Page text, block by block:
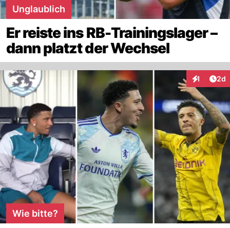
Unglaublich
Er reiste ins RB-Trainingslager –
dann platzt der Wechsel
1 2d
Wie bitte?